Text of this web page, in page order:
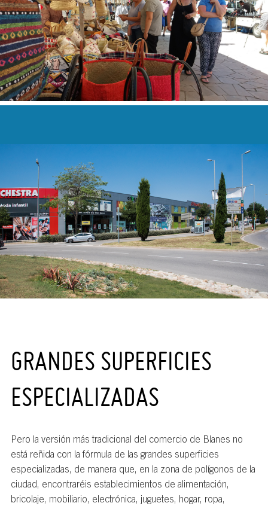
GRANDES SUPERFICIES
ESPECIALIZADAS
Pero la versión más tradicional del comercio de Blanes no
está reñida con la fórmula de las grandes superficies
especializadas, de manera que, en la zona de polígonos de la
ciudad, encontraréis establecimientos de alimentación,
bricolaje, mobiliario, electrónica, juguetes, hogar, ropa,